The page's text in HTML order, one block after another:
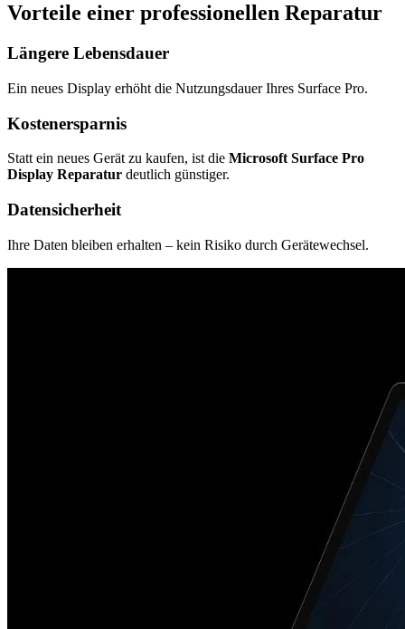
Vorteile einer professionellen Reparatur
Längere Lebensdauer
Ein neues Display erhöht die Nutzungsdauer Ihres Surface Pro.
Kostenersparnis
Statt ein neues Gerät zu kaufen, ist die Microsoft Surface Pro
Display Reparatur deutlich günstiger.
Datensicherheit
Ihre Daten bleiben erhalten – kein Risiko durch Gerätewechsel.